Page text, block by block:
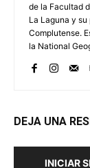
de la Facultad
La Laguna y
Complutense.
la National
DEJA UNA
INICIAR